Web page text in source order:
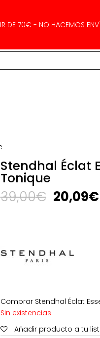
DE 70€ - NO HACEMOS
Stendhal Éclat
Tonique
39,00€ El
precio
20,09€El
Comprar Stendhal Éclat
Sin existencias
Añadir producto a tu